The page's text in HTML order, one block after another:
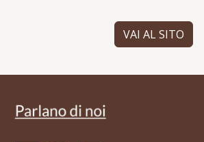
VAI AL SITO